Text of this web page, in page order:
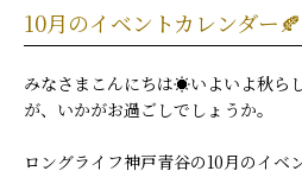
10月のイベントカレンダー🍂
みなさまこんにちは☀️いよいよ秋ら
が、いかがお過ごしでしょうか。
ロングライフ神戸青谷の10月のイベ